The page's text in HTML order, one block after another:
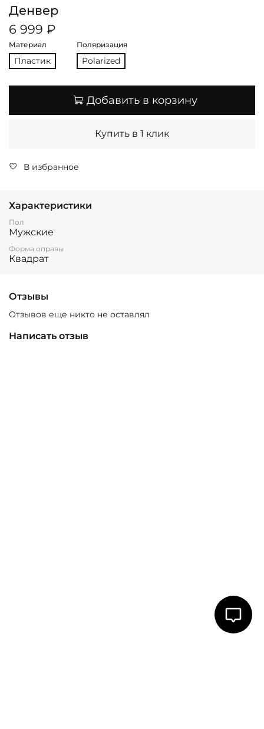
Денвер
6 999 ₽
Материал
Пластик
Поляризация
Polarized
Добавить в корзину
Купить в 1 клик
В избранное
Характеристики
Пол
Мужские
Форма оправы
Квадрат
Отзывы
Отзывов еще никто не оставлял
Написать отзыв